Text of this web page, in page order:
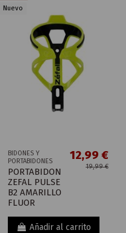
Nuevo
BIDONES Y
PORTABIDONES
PORTABIDON
ZEFAL PULSE
B2 AMARILLO
FLUOR
12,99 €
19,99 €
Añadir al carrito